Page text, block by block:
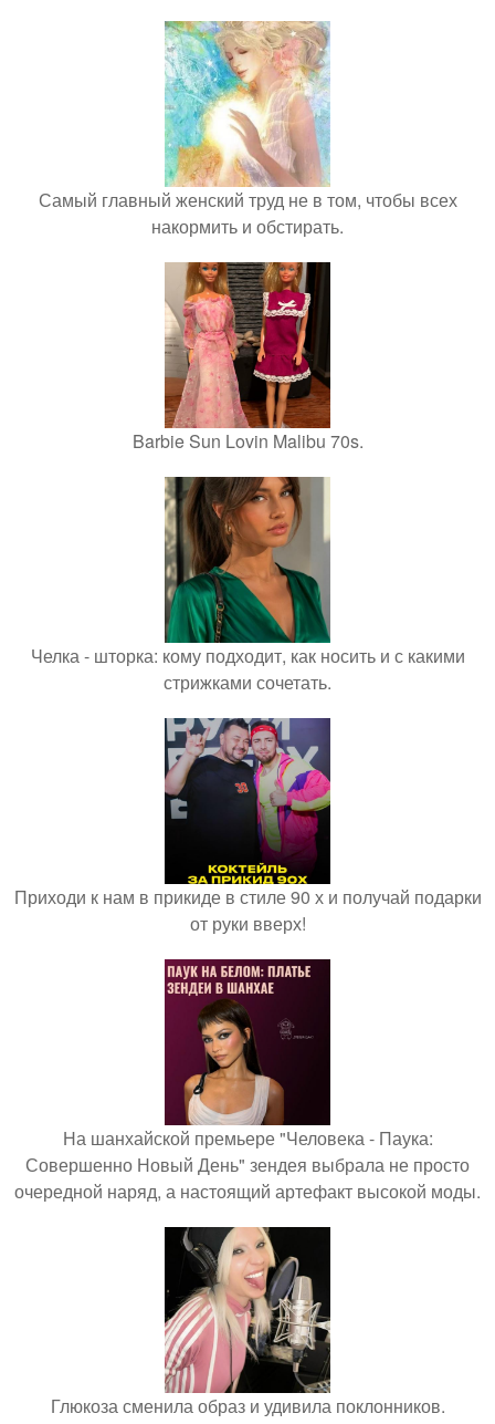
Самый главный женский труд не в том, чтобы всех
накормить и обстирать.
Barbie Sun Lovin Malibu 70s.
Челка - шторка: кому подходит, как носить и с какими
стрижками сочетать.
Приходи к нам в прикиде в стиле 90 х и получай подарки
от руки вверх!
На шанхайской премьере "Человека - Паука:
Совершенно Новый День" зендея выбрала не просто
очередной наряд, а настоящий артефакт высокой моды.
Глюкоза сменила образ и удивила поклонников.